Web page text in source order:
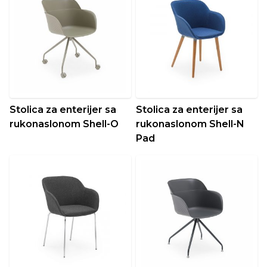
Stolica za enterijer sa
rukonaslonom Shell-O
Stolica za enterijer sa
rukonaslonom Shell-N
Pad